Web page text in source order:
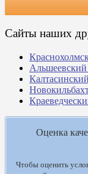
Сайты наших
Оценка
Чтобы оценить